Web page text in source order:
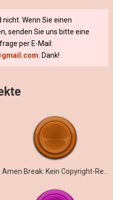
Wenn Sie einen
senden Sie uns bitte eine
per E-Mail:
. Dank!